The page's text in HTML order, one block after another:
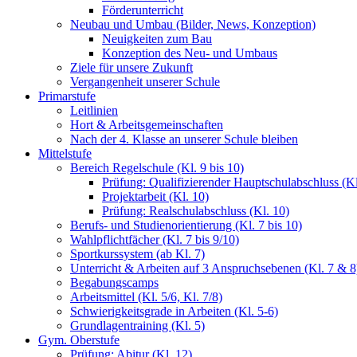
Förderunterricht
Neubau und Umbau (Bilder, News, Konzeption)
Neuigkeiten zum Bau
Konzeption des Neu- und Umbaus
Ziele für unsere Zukunft
Vergangenheit unserer Schule
Primarstufe
Leitlinien
Hort & Arbeitsgemeinschaften
Nach der 4. Klasse an unserer Schule bleiben
Mittelstufe
Bereich Regelschule (Kl. 9 bis 10)
Prüfung: Qualifizierender Hauptschulabschluss
Projektarbeit (Kl. 10)
Prüfung: Realschulabschluss (Kl. 10)
Berufs- und Studienorientierung (Kl. 7 bis 10)
Wahlpflichtfächer (Kl. 7 bis 9/10)
Sportkurssystem (ab Kl. 7)
Unterricht & Arbeiten auf 3 Anspruchsebenen (Kl. 7 &
Begabungscamps
Arbeitsmittel (Kl. 5/6, Kl. 7/8)
Schwierigkeitsgrade in Arbeiten (Kl. 5-6)
Grundlagentraining (Kl. 5)
Gym. Oberstufe
Prüfung: Abitur (Kl. 12)